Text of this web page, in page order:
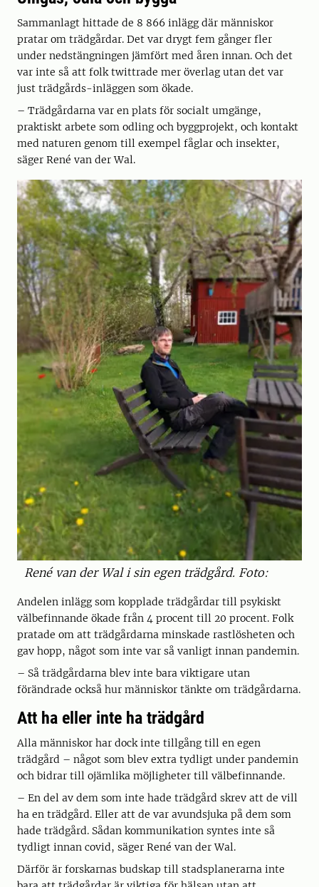
Sammanlagt hittade de 8 866 inlägg där människor
pratar om trädgårdar. Det var drygt fem gånger fler
under nedstängningen jämfört med åren innan. Och det
var inte så att folk twittrade mer överlag utan det var
just trädgårds-inläggen som ökade.
– Trädgårdarna var en plats för socialt umgänge,
praktiskt arbete som odling och byggprojekt, och kontakt
med naturen genom till exempel fåglar och insekter,
säger René van der Wal.
René van der Wal i sin egen trädgård. Foto:
Andelen inlägg som kopplade trädgårdar till psykiskt
välbefinnande ökade från 4 procent till 20 procent. Folk
pratade om att trädgårdarna minskade rastlösheten och
gav hopp, något som inte var så vanligt innan pandemin.
– Så trädgårdarna blev inte bara viktigare utan
förändrade också hur människor tänkte om trädgårdarna.
Att ha eller inte ha trädgård
Alla människor har dock inte tillgång till en egen
trädgård – något som blev extra tydligt under pandemin
och bidrar till ojämlika möjligheter till välbefinnande.
– En del av dem som inte hade trädgård skrev att de vill
ha en trädgård. Eller att de var avundsjuka på dem som
hade trädgård. Sådan kommunikation syntes inte så
tydligt innan covid, säger René van der Wal.
Därför är forskarnas budskap till stadsplanerarna inte